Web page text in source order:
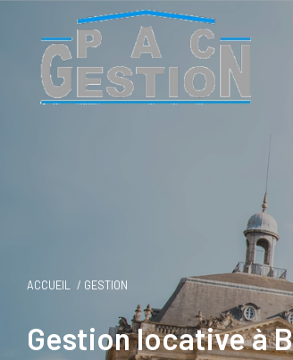
ACCUEIL GESTION
Gestion locative à